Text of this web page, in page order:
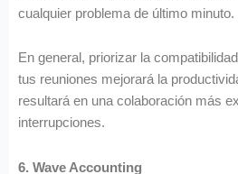
cualquier problema de último minuto.
En general, priorizar la
tus reuniones mejorará la
resultará en una colaboración más
interrupciones.
6. Wave Accounting